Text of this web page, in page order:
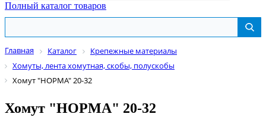
Полный каталог товаров
Главная Каталог
Крепежные материалы
Хомуты, лента хомутная, скобы, полускобы
Хомут "НОРМА" 20-32
Хомут "НОРМА" 20-32